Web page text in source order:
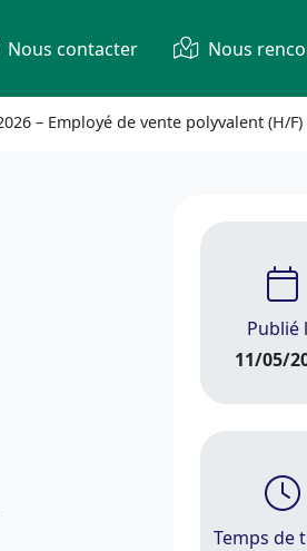
Nous contacter Nous
– Employé de vente polyvalent (H/F)
Publié
11/05/
Temps de